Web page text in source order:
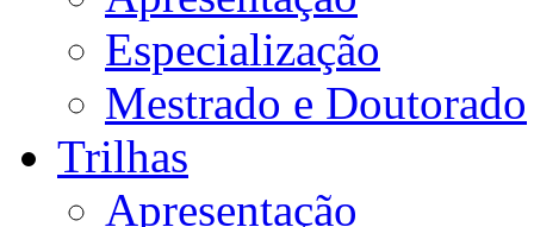
Especialização
Mestrado e Doutorado
Trilhas
Apresentação